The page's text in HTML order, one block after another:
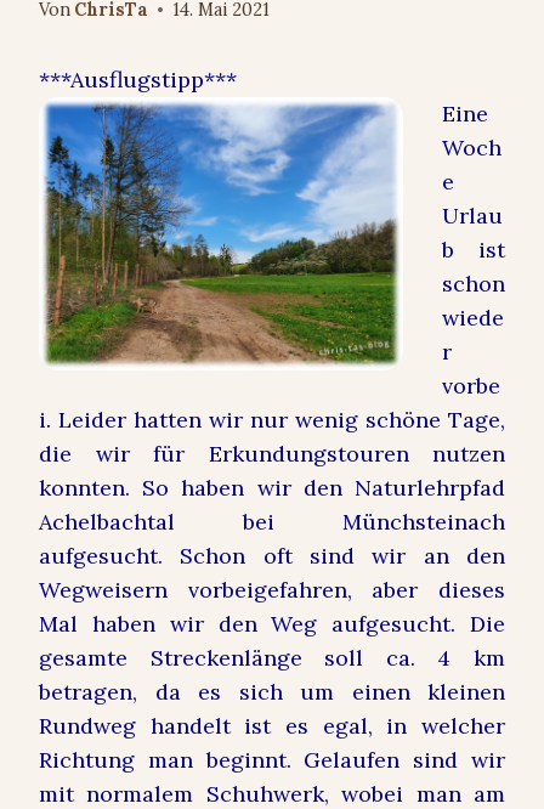
Von ChrisTa 14. Mai 2021
***Ausflugstipp***
Eine
Woch
e
Urlau
b ist
schon
wiede
r
vorbe
i. Leider hatten wir nur wenig schöne Tage,
die wir für Erkundungstouren nutzen
konnten. So haben wir den Naturlehrpfad
Achelbachtal bei Münchsteinach
aufgesucht. Schon oft sind wir an den
Wegweisern vorbeigefahren, aber dieses
Mal haben wir den Weg aufgesucht. Die
gesamte Streckenlänge soll ca. 4 km
betragen, da es sich um einen kleinen
Rundweg handelt ist es egal, in welcher
Richtung man beginnt. Gelaufen sind wir
mit normalem Schuhwerk, wobei man am